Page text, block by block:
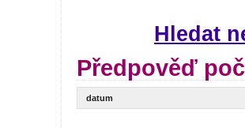
Hledat
Předpověď
datum